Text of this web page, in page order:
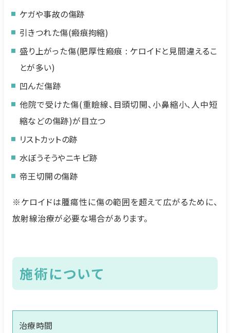
ケガや事故の傷跡
引きつれた傷(瘢痕拘縮)
盛り上がった傷(肥厚性瘢痕 : ケロイドと見間違えるこ
とが多い)
凹んだ傷跡
他院で受けた傷(重瞼線、目頭切開、小鼻縮小、人中短
縮などの傷跡)が目立つ
リストカットの跡
水ぼうそうやニキビ跡
帝王切開の傷跡
※ケロイドは腫瘍性に傷の範囲を超えて広がるために、
放射線治療が必要な場合があります。
施術について
治療時間